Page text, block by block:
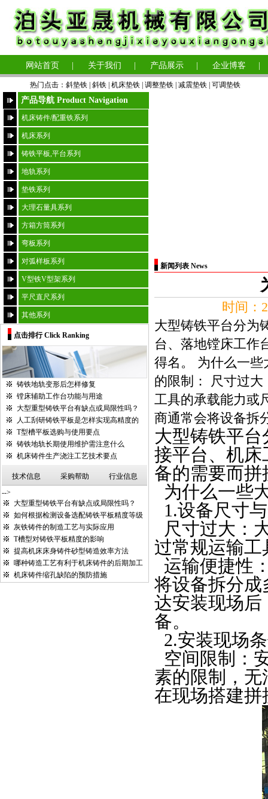
网站首页 关于我们 产品展示 企业博客
热门点击： 斜垫铁 斜铁 | 机床垫铁 调整垫铁 减震垫铁 可调垫铁
产品导航 Product Navigation
机床铸件/配重铁系列
机床系列
铸铁平板,平台系列
地轨系列
垫铁系列
大理石量具系列
方箱方筒系列
弯板系列
对弧样板系列
V型铁V型架系列
平尺直尺系列
其他系列
点击排行 Click Ranking
铸铁地轨变形后怎样修复
镗床辅助工作台功能与用途
大型重型铸铁平台有缺点或局限性吗？
人工刮研铸铁平板是怎样实现高精度的
T型槽平板选购与使用要点
铸铁地轨长期使用维护需注意什么
机床铸件生产浇注工艺技术要点
技术信息 采购帮助
行业信息
-->
大型重型铸铁平台有缺点或局限性吗？
如何根据检测设备选配铸铁平板精度等级
灰铁铸件的制造工艺与实际应用
T槽型对铸铁平板精度的影响
提高机床床身铸件砂型铸造效率方法
哪种铸造工艺有利于机床铸件的后期加工
机床铸件缩孔缺陷的预防措施
新闻列表 News
时间：
大型铸铁平台分为
台、落地镗床工作
得名。 为什么一
的限制： 尺寸过
工具的承载能力或
商通常会将设备拆
大型铸铁平台
接平台、机床
备的需要而
为什么一些
1.设备尺寸
尺寸过大：
过常规运输工
运输便捷性
将设备拆分成
达安装现场后
备。
2.安装现场
空间限制：
素的限制，
在现场搭建拼